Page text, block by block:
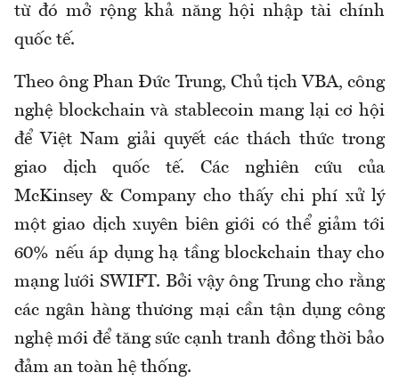
từ đó mở rộng khả năng hội nhập tài chính
quốc tế.
Theo ông Phan Đức Trung, Chủ tịch VBA, công
nghệ blockchain và stablecoin mang lại cơ hội
để Việt Nam giải quyết các thách thức trong
giao dịch quốc tế. Các nghiên cứu của
McKinsey & Company cho thấy chi phí xử lý
một giao dịch xuyên biên giới có thể giảm tới
60% nếu áp dụng hạ tầng blockchain thay cho
mạng lưới SWIFT. Bởi vậy ông Trung cho rằng
các ngân hàng thương mại cần tận dụng công
nghệ mới để tăng sức cạnh tranh đồng thời bảo
đảm an toàn hệ thống.